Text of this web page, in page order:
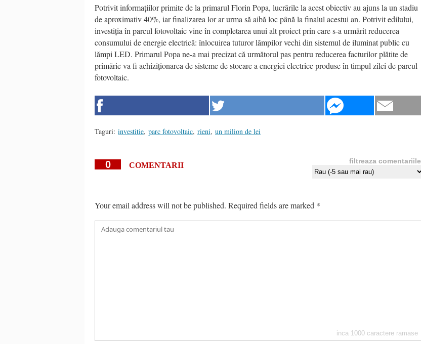
Potrivit informațiilor primite de la primarul Florin Popa, lucrările la acest obiectiv au ajuns la un stadiu
de aproximativ 40%, iar finalizarea lor ar urma să aibă loc până la finalul acestui an. Potrivit edilului,
investiția în parcul fotovoltaic vine în completarea unui alt proiect prin care s-a urmărit reducerea
consumului de energie electrică: înlocuirea tuturor lămpilor vechi din sistemul de iluminat public cu
lămpi LED. Primarul Popa ne-a mai precizat că următorul pas pentru reducerea facturilor plătite de
primărie va fi achiziționarea de sisteme de stocare a energiei electrice produse în timpul zilei de parcul
fotovoltaic.
Taguri: investitie, parc fotovoltaic, rieni, un milion de lei
0 COMENTARII filtreaza comentariile
Your email address will not be published. Required fields are marked *
inca 1000 caractere ramase